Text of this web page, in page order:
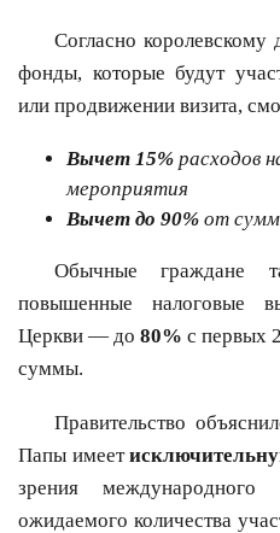
Согласно королевскому
фонды, которые будут
или продвижении визита,
Вычет 15% расходов
мероприятия
Вычет до 90% от
Обычные граждане
повышенные налоговые
Церкви — до 80% с первых
суммы.
Правительство
Папы имеет
зрения
ожидаемого количества